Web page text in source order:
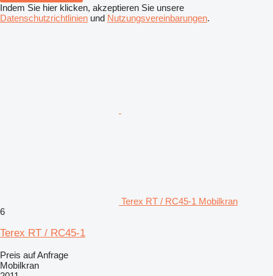
Indem Sie hier klicken, akzeptieren Sie unsere
Datenschutzrichtlinien und Nutzungsvereinbarungen.
Terex RT / RC45-1 Mobilkran
6
Terex RT / RC45-1
Preis auf Anfrage
Mobilkran